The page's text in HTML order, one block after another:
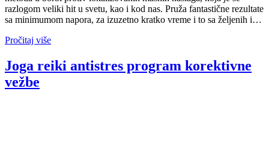
razlogom veliki hit u svetu, kao i kod nas. Pruža fantastične rezultate
sa minimumom napora, za izuzetno kratko vreme i to sa željenih i…
Pročitaj više
Joga reiki antistres program korektivne
vežbe